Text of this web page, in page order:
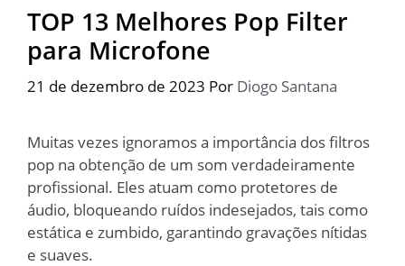
TOP 13 Melhores Pop Filter
para Microfone
21 de dezembro de 2023 Por Diogo Santana
Muitas vezes ignoramos a importância dos filtros
pop na obtenção de um som verdadeiramente
profissional. Eles atuam como protetores de
áudio, bloqueando ruídos indesejados, tais como
estática e zumbido, garantindo gravações nítidas
e suaves.